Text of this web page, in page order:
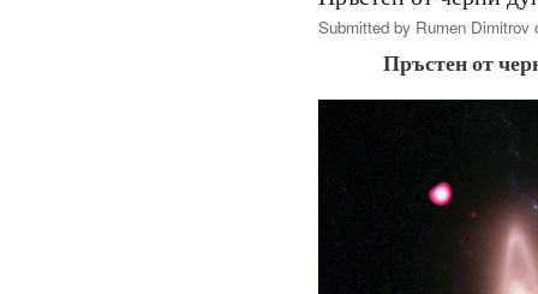
Submitted by Rumen Dimitrov
Пръстен от